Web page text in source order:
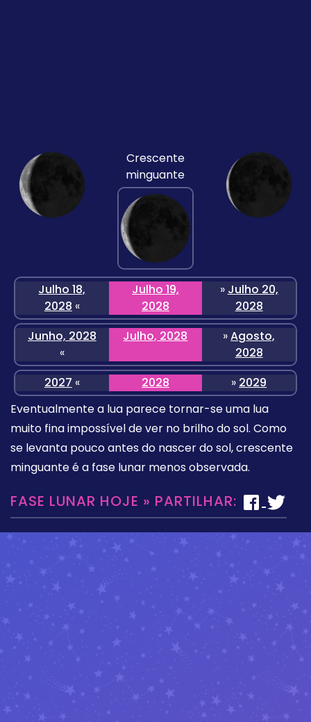
Crescente
minguante
Julho 18,
2028 «
Julho 19,
2028
» Julho 20,
2028
Junho, 2028
«
Julho, 2028 »Agosto,
2028
2027 « 2028 » 2029
Eventualmente a lua parece tornar-se uma lua
muito fina impossível de ver no brilho do sol. Como
se levanta pouco antes do nascer do sol, crescente
minguante é a fase lunar menos observada.
FASE LUNAR HOJE » PARTILHAR: